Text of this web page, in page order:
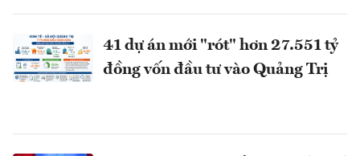
41 dự án mới "rót" hơn 27.551 tỷ
đồng vốn đầu tư vào Quảng Trị